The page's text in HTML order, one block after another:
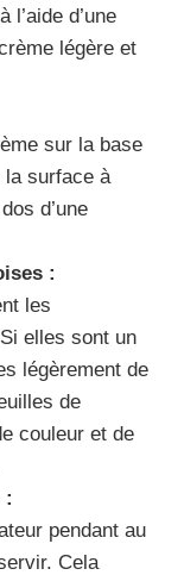
l’aide d’une
légère et
sur la base
surface à
d’une
:
les
elles sont un
légèrement de
de
couleur et de
:
pendant au
Cela